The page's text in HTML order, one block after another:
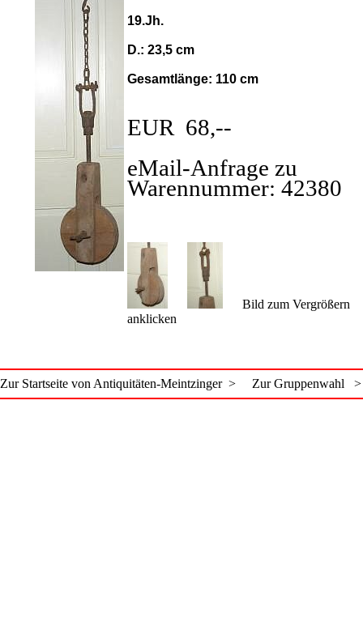
19.Jh.
D.: 23,5 cm
Gesamtlänge: 110 cm
EUR 68,--
eMail-Anfrage zu
Warennummer: 42380
Bild zum Vergrößern
anklicken
Zur Startseite von Antiquitäten-Meintzinger > Zur Gruppenwahl >